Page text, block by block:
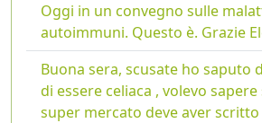
Oggi in un convegno sulle
autoimmuni. Questo è. Grazie
Buona sera, scusate ho saputo
di essere celiaca , volevo sapere
super mercato deve aver